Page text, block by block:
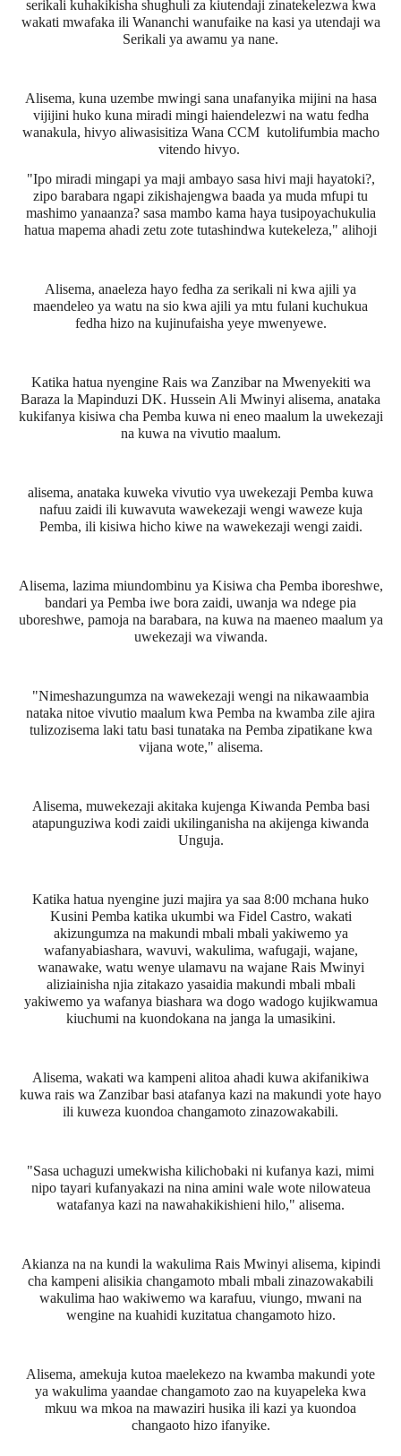
serikali kuhakikisha shughuli za kiutendaji zinatekelezwa kwa
wakati mwafaka ili Wananchi wanufaike na kasi ya utendaji wa
Serikali ya awamu ya nane.
Alisema, kuna uzembe mwingi sana unafanyika mijini na hasa
vijijini huko kuna miradi mingi haiendelezwi na watu fedha
wanakula, hivyo aliwasisitiza Wana CCM kutolifumbia macho
vitendo hivyo.
"Ipo miradi mingapi ya maji ambayo sasa hivi maji hayatoki?,
zipo barabara ngapi zikishajengwa baada ya muda mfupi tu
mashimo yanaanza? sasa mambo kama haya tusipoyachukulia
hatua mapema ahadi zetu zote tutashindwa kutekeleza," alihoji
Alisema, anaeleza hayo fedha za serikali ni kwa ajili ya
maendeleo ya watu na sio kwa ajili ya mtu fulani kuchukua
fedha hizo na kujinufaisha yeye mwenyewe.
Katika hatua nyengine Rais wa Zanzibar na Mwenyekiti wa
Baraza la Mapinduzi DK. Hussein Ali Mwinyi alisema, anataka
kukifanya kisiwa cha Pemba kuwa ni eneo maalum la uwekezaji
na kuwa na vivutio maalum.
alisema, anataka kuweka vivutio vya uwekezaji Pemba kuwa
nafuu zaidi ili kuwavuta wawekezaji wengi waweze kuja
Pemba, ili kisiwa hicho kiwe na wawekezaji wengi zaidi.
Alisema, lazima miundombinu ya Kisiwa cha Pemba iboreshwe,
bandari ya Pemba iwe bora zaidi, uwanja wa ndege pia
uboreshwe, pamoja na barabara, na kuwa na maeneo maalum ya
uwekezaji wa viwanda.
"Nimeshazungumza na wawekezaji wengi na nikawaambia
nataka nitoe vivutio maalum kwa Pemba na kwamba zile ajira
tulizozisema laki tatu basi tunataka na Pemba zipatikane kwa
vijana wote," alisema.
Alisema, muwekezaji akitaka kujenga Kiwanda Pemba basi
atapunguziwa kodi zaidi ukilinganisha na akijenga kiwanda
Unguja.
Katika hatua nyengine juzi majira ya saa 8:00 mchana huko
Kusini Pemba katika ukumbi wa Fidel Castro, wakati
akizungumza na makundi mbali mbali yakiwemo ya
wafanyabiashara, wavuvi, wakulima, wafugaji, wajane,
wanawake, watu wenye ulamavu na wajane Rais Mwinyi
aliziainisha njia zitakazo yasaidia makundi mbali mbali
yakiwemo ya wafanya biashara wa dogo wadogo kujikwamua
kiuchumi na kuondokana na janga la umasikini.
Alisema, wakati wa kampeni alitoa ahadi kuwa akifanikiwa
kuwa rais wa Zanzibar basi atafanya kazi na makundi yote hayo
ili kuweza kuondoa changamoto zinazowakabili.
"Sasa uchaguzi umekwisha kilichobaki ni kufanya kazi, mimi
nipo tayari kufanyakazi na nina amini wale wote nilowateua
watafanya kazi na nawahakikishieni hilo," alisema.
Akianza na na kundi la wakulima Rais Mwinyi alisema, kipindi
cha kampeni alisikia changamoto mbali mbali zinazowakabili
wakulima hao wakiwemo wa karafuu, viungo, mwani na
wengine na kuahidi kuzitatua changamoto hizo.
Alisema, amekuja kutoa maelekezo na kwamba makundi yote
ya wakulima yaandae changamoto zao na kuyapeleka kwa
mkuu wa mkoa na mawaziri husika ili kazi ya kuondoa
changaoto hizo ifanyike.